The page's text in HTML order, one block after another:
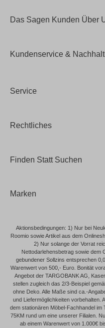
Das Sagen Kunden Über
Kundenservice &
Service
Rechtliches
Finden Statt Suchen
Marken
Aktionsbedingungen: 1) Nur bei
Roomio sowie Artikel aus dem
2) Nur solange der Vorrat
Nettodarlehensbetrag sowie dem
gebundener Sollzins entsprechen
Warenwert von 500,- Euro. Bonität
Angebot der TARGOBANK AG,
stellen zugleich das 2/3-Beispiel
ohne Deko. Alle Maße sind ca.-
und Liefermöglichkeiten vorbehalten.
dem stationären Möbel-Fachhandel
75KM rund um eine unserer Filialen.
ab einem Warenwert von 1.000€